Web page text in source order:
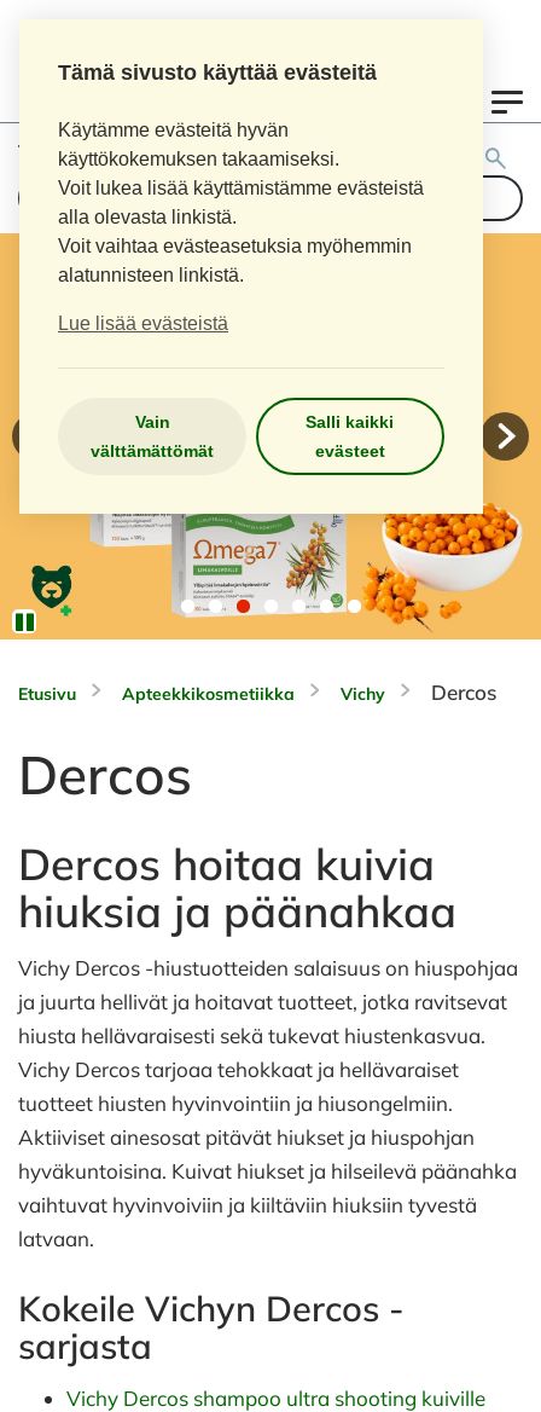
Tämä sivusto käyttää evästeitä
Käytämme evästeitä hyvän
käyttökokemuksen takaamiseksi.
Voit lukea lisää käyttämistämme evästeistä
alla olevasta linkistä.
Voit vaihtaa evästeasetuksia myöhemmin
alatunnisteen linkistä.
Lue lisää evästeistä
Vain
välttämättömät
Salli kaikki
evästeet
Tuotehaku:
Etusivu Apteekkikosmetiikka Vichy Dercos
Dercos
Dercos hoitaa kuivia
hiuksia ja päänahkaa
Vichy Dercos -hiustuotteiden salaisuus on hiuspohjaa
ja juurta hellivät ja hoitavat tuotteet, jotka ravitsevat
hiusta hellävaraisesti sekä tukevat hiustenkasvua.
Vichy Dercos tarjoaa tehokkaat ja hellävaraiset
tuotteet hiusten hyvinvointiin ja hiusongelmiin.
Aktiiviset ainesosat pitävät hiukset ja hiuspohjan
hyväkuntoisina. Kuivat hiukset ja hilseilevä päänahka
vaihtuvat hyvinvoiviin ja kiiltäviin hiuksiin tyvestä
latvaan.
Kokeile Vichyn Dercos -
sarjasta
Vichy Dercos shampoo ultra shooting kuiville